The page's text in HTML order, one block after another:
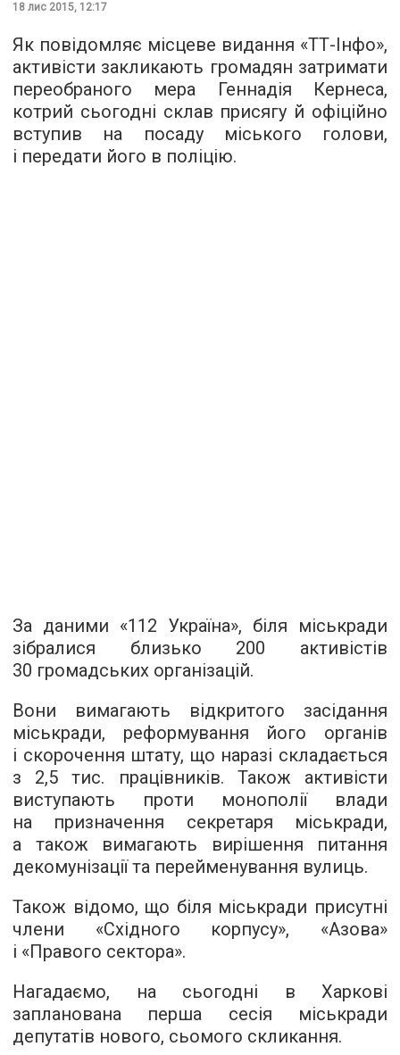
18 лис 2015, 12:17
Як повідомляє місцеве видання «ТТ-Інфо»,
активісти закликають громадян затримати
переобраного мера Геннадія Кернеса,
котрий сьогодні склав присягу й офіційно
вступив на посаду міського голови,
і передати його в поліцію.
За даними «112 Україна», біля міськради
зібралися близько 200 активістів
30 громадських організацій.
Вони вимагають відкритого засідання
міськради, реформування його органів
і скорочення штату, що наразі складається
з 2,5 тис. працівників. Також активісти
виступають проти монополії влади
на призначення секретаря міськради,
а також вимагають вирішення питання
декомунізації та перейменування вулиць.
Також відомо, що біля міськради присутні
члени «Східного корпусу», «Азова»
і «Правого сектора».
Нагадаємо, на сьогодні в Харкові
запланована перша сесія міськради
депутатів нового, сьомого скликання.